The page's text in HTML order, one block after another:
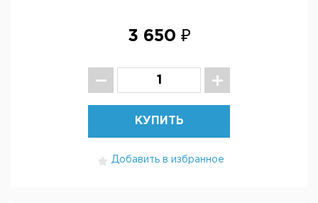
3 650 ₽
КУПИТЬ
Добавить в избранное